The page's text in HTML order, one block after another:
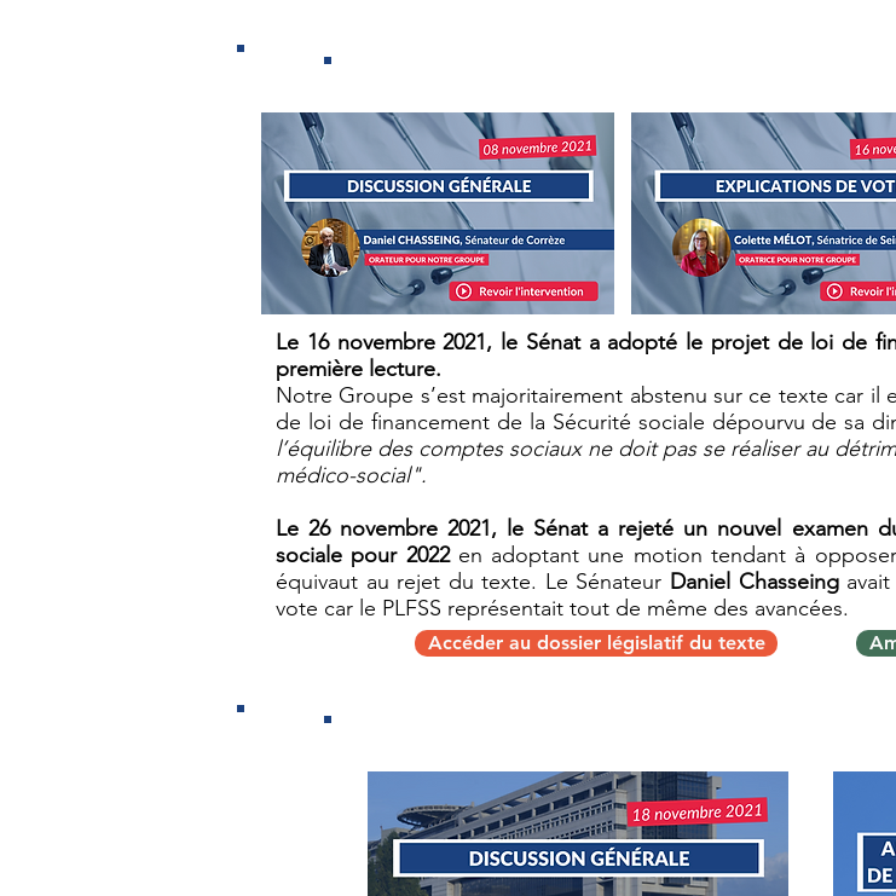
Le 16 novembre 2021, le Sénat a adopté le projet de loi de
première lecture.
Notre Groupe s’est majoritairement abstenu sur ce texte car
de loi de financement de la Sécurité sociale dépourvu de sa
l’équilibre des comptes sociaux ne doit pas se réaliser au
médico-social".
Le 26 novembre 2021, le Sénat a rejeté un nouvel examen
sociale pour 2022 en adoptant une motion tendant à
équivaut au rejet du texte. Le Sénateur Daniel Chasseingavait
vote car le PLFSS représentait tout de même des avancées.
Accéder au dossier législatif du texte